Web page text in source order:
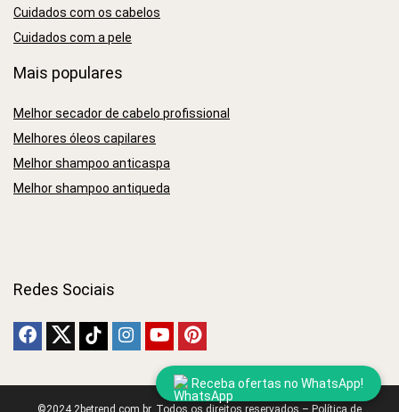
Receba ofertas no WhatsApp!
Cuidados com os cabelos
Cuidados com a pele
Mais populares
Melhor secador de cabelo profissional
Melhores óleos capilares
Melhor shampoo anticaspa
Melhor shampoo antiqueda
Redes Sociais
©2024 2betrend.com.br. Todos os direitos reservados – Política de